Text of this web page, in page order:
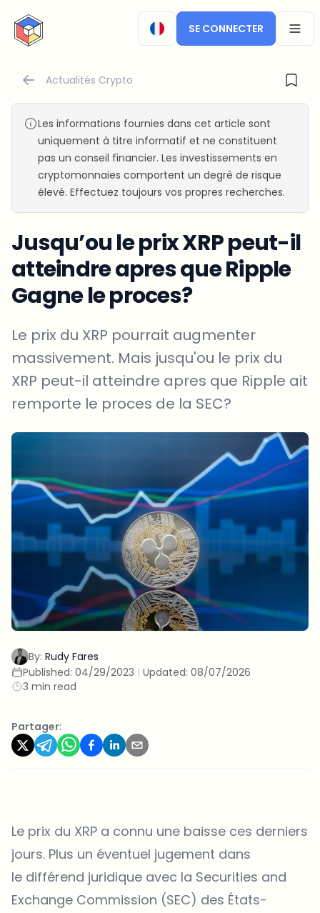
CryptoTicker
SE CONNECTER
Actualités Crypto
Les informations fournies dans cet article sont
uniquement à titre informatif et ne constituent
pas un conseil financier. Les investissements en
cryptomonnaies comportent un degré de risque
élevé. Effectuez toujours vos propres recherches.
Jusqu’ou le prix XRP peut-il
atteindre apres que Ripple
Gagne le proces?
Le prix du XRP pourrait augmenter
massivement. Mais jusqu'ou le prix du
XRP peut-il atteindre apres que Ripple ait
remporte le proces de la SEC?
By: Rudy Fares
Published: 04/29/2023 | Updated: 08/07/2026
3 min read
Partager:
Le prix du XRP a connu une baisse ces derniers
jours. Plus un éventuel jugement dans
le différend juridique avec la Securities and
Exchange Commission (SEC) des États-